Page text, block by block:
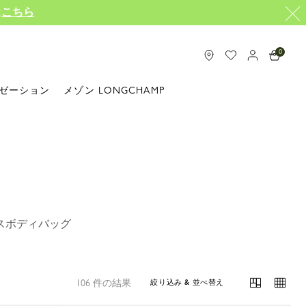
こちら
0
ーション メゾン LONGCHAMP
ボディバッグ
106 件の結果 絞り込み & 並べ替え